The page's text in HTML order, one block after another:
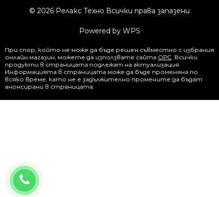
0877844344
© 2026 Релакс Техно Всички права запазени
Powered by WPS
При спор, който не може да бъде решен съвместно с избрания
онлайн магазин, можете да използвате сайта ОРС . Всички
продукти в страницата подлежат на актуализация.
Информацията в страницата може да бъде променяна по
всяко време, като не е задължително промените да бъдат
анонсирани в страницата.